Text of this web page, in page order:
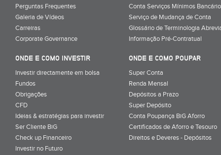
Perguntas Frequentes
Galeria de Vídeos
Carreiras
Corporate Governance
Conta Serviços Mínimos
Serviço de Mudança de Conta
Glossário de Terminologia
Informação Pré-Contratual
ONDE E COMO INVESTIR
Investir directamente em bolsa
Fundos
Obrigações
CFD
Ideias & estratégias para investir
Ser Cliente BiG
Check up Financeiro
Investir no Futuro
ONDE E COMO POUPAR
Super Conta
Renda Mensal
Depósitos a Prazo
Super Depósito
Conta Poupança BiG Aforro
Certificados de Aforro e Tesouro
Direitos e Deveres - Depósitos